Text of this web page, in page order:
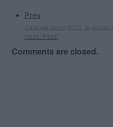
Prev
Caravan Salon 2022, le novità in
video: Pössl
Comments are closed.